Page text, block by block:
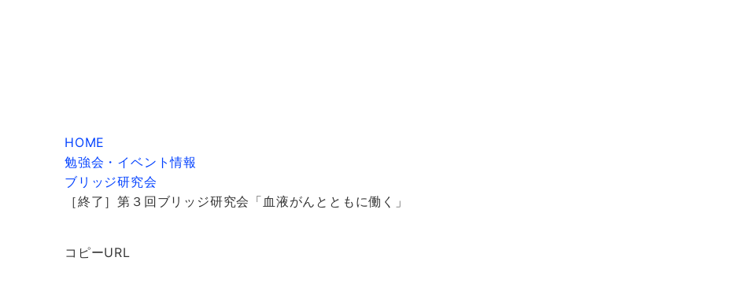
HOME
勉強会・イベント情報
ブリッジ研究会
［終了］第３回ブリッジ研究会「血液がんとともに働く」
コピーURL